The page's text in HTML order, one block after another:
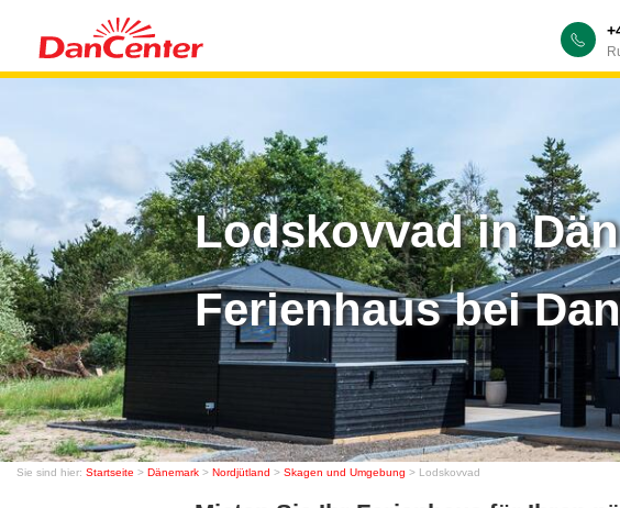
Lodskovvad in
Ferienhaus bei
Sie sind hier: Startseite > Dänemark > Nordjütland > Skagen und Umgebung > Lodskovvad